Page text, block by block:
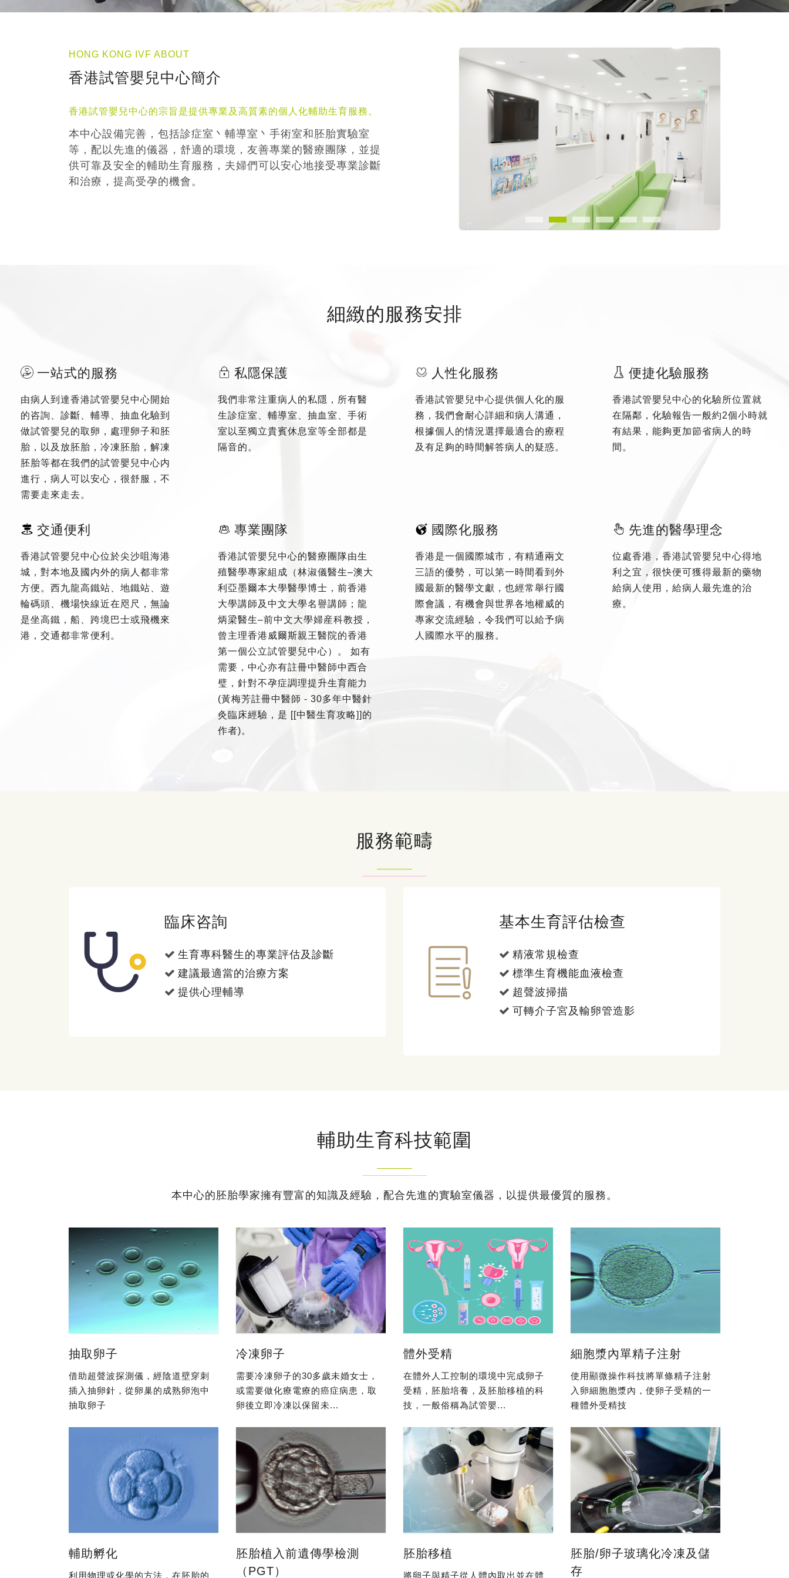
HONG KONG IVF ABOUT
香港試管嬰兒中心簡介
香港試管嬰兒中心的宗旨是提供專業及高質素的個人化輔助生育服務。
本中心設備完善，包括診症室丶輔導室丶手術室和胚胎實驗室
等，配以先進的儀器，舒適的環境，友善專業的醫療團隊，並提
供可靠及安全的輔助生育服務，夫婦們可以安心地接受專業診斷
和治療，提高受孕的機會。
細緻的服務安排
一站式的服務
由病人到達香港試管嬰兒中心開始
的咨詢、診斷、輔導、抽血化驗到
做試管嬰兒的取卵，處理卵子和胚
胎，以及放胚胎，冷凍胚胎，解凍
胚胎等都在我們的試管嬰兒中心内
進行，病人可以安心，很舒服，不
需要走來走去。
私隱保護
我們非常注重病人的私隱，所有醫
生診症室、輔導室、抽血室、手術
室以至獨立貴賓休息室等全部都是
隔音的。
人性化服務
香港試管嬰兒中心提供個人化的服
務，我們會耐心詳細和病人溝通，
根據個人的情況選擇最適合的療程
及有足夠的時間解答病人的疑惑。
便捷化驗服務
香港試管嬰兒中心的化驗所位置就
在隔鄰，化驗報告一般約2個小時就
有結果，能夠更加節省病人的時
間。
交通便利
香港試管嬰兒中心位於尖沙咀海港
城，對本地及國内外的病人都非常
方便。西九龍高鐵站、地鐵站、遊
輪碼頭、機場快線近在咫尺，無論
是坐高鐵，船、跨境巴士或飛機來
港，交通都非常便利。
專業團隊
香港試管嬰兒中心的醫療團隊由生
殖醫學專家組成（林淑儀醫生–澳大
利亞墨爾本大學醫學博士，前香港
大學講師及中文大學名譽講師；龍
炳梁醫生–前中文大學婦産科教授，
曾主理香港威爾斯親王醫院的香港
第一個公立試管嬰兒中心）。 如有
需要，中心亦有註冊中醫師中西合
璧，針對不孕症調理提升生育能力
(黃梅芳註冊中醫師 - 30多年中醫針
灸臨床經驗，是 [[中醫生育攻略]]的
作者)。
國際化服務
香港是一個國際城市，有精通兩文
三語的優勢，可以第一時間看到外
國最新的醫學文獻，也經常舉行國
際會議，有機會與世界各地權威的
專家交流經驗，令我們可以給予病
人國際水平的服務。
先進的醫學理念
位處香港，香港試管嬰兒中心得地
利之宜，很快便可獲得最新的藥物
給病人使用，給病人最先進的治
療。
服務範疇
臨床咨詢
生育專科醫生的專業評估及診斷
建議最適當的治療方案
提供心理輔導
基本生育評估檢查
精液常規檢查
標準生育機能血液檢查
超聲波掃描
可轉介子宮及輸卵管造影
輔助生育科技範圍
本中心的胚胎學家擁有豐富的知識及經驗，配合先進的實驗室儀器，以提供最優質的服務。
抽取卵子
借助超聲波探測儀，經陰道壁穿刺
插入抽卵針，從卵巢的成熟卵泡中
抽取卵子
冷凍卵子
需要冷凍卵子的30多歲未婚女士，
或需要做化療電療的癌症病患，取
卵後立即冷凍以保留未...
體外受精
在體外人工控制的環境中完成卵子
受精，胚胎培養，及胚胎移植的科
技，一般俗稱為試管嬰...
細胞漿內單精子注射
使用顯微操作科技將單條精子注射
入卵細胞胞漿內，使卵子受精的一
種體外受精技
輔助孵化
利用物理或化學的方法，在胚胎的
胚胎植入前遺傳學檢測
（PGT）
胚胎移植
將卵子與精子從人體內取出並在體
胚胎/卵子玻璃化冷凍及儲
存